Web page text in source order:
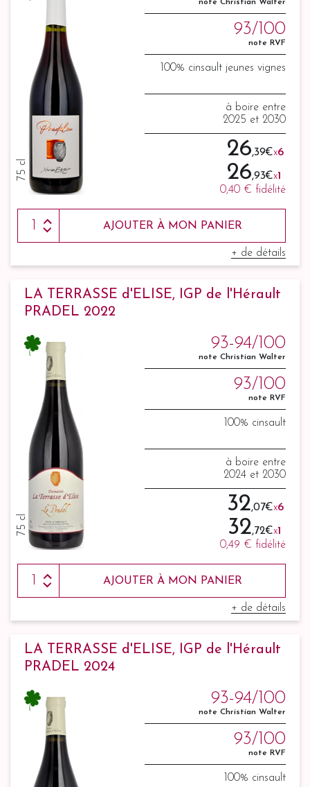
75 cl
note Christian Walter
93/100
note RVF
100% cinsault jeunes vignes
à boire entre
2025 et 2030
26,39 €x6
26,93 €x1
0,40 € fidélité
AJOUTER À MON PANIER
+ de détails
LA TERRASSE d'ELISE, IGP de l'Hérault
PRADEL 2022
75 cl
93-94/100
note Christian Walter
93/100
note RVF
100% cinsault
à boire entre
2024 et 2030
32,07 €x6
32,72 €x1
0,49 € fidélité
AJOUTER À MON PANIER
+ de détails
LA TERRASSE d'ELISE, IGP de l'Hérault
PRADEL 2024
93-94/100
note Christian Walter
93/100
note RVF
100% cinsault